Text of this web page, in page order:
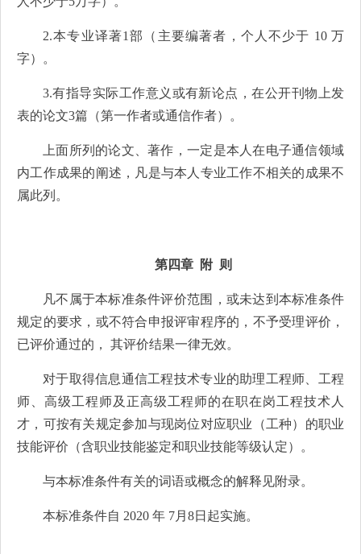
2.本专业译著1部（主要编著者，个人不少于 10 万
字）。
3.有指导实际工作意义或有新论点，在公开刊物上发
表的论文3篇（第一作者或通信作者）。
上面所列的论文、著作，一定是本人在电子通信领域
内工作成果的阐述，凡是与本人专业工作不相关的成果不
属此列。
第四章 附 则
凡不属于本标准条件评价范围，或未达到本标准条件
规定的要求，或不符合申报评审程序的，不予受理评价，
已评价通过的， 其评价结果一律无效。
对于取得信息通信工程技术专业的助理工程师、工程
师、高级工程师及正高级工程师的在职在岗工程技术人
才，可按有关规定参加与现岗位对应职业（工种）的职业
技能评价（含职业技能鉴定和职业技能等级认定）。
与本标准条件有关的词语或概念的解释见附录。
本标准条件自 2020 年 7月8日起实施。